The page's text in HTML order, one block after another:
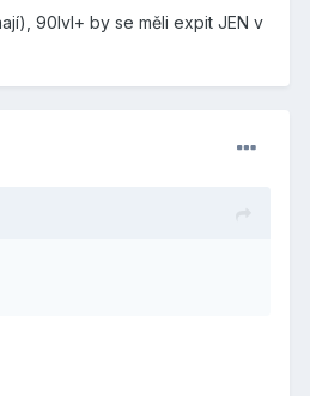
90lvl+ by se měli expit JEN v